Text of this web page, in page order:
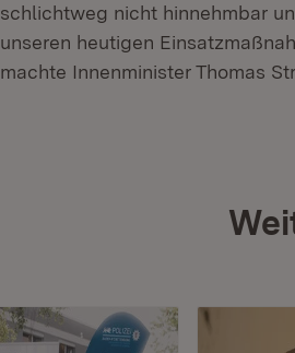
schlichtweg nicht hinnehmbar
unseren heutigen
machte Innenminister Thomas